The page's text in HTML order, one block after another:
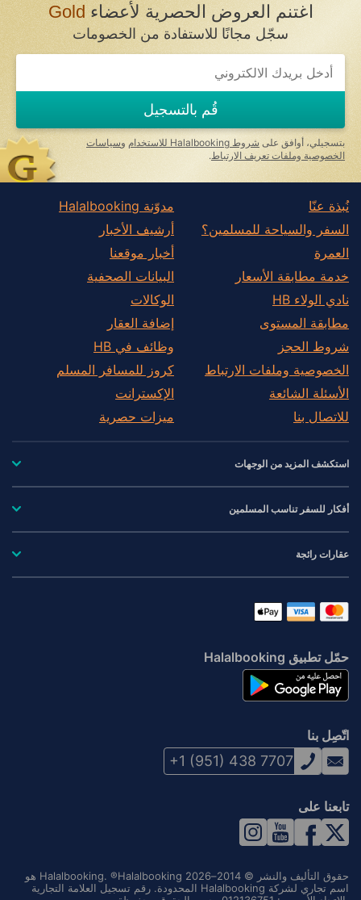
اغتنم العروض الحصرية لأعضاءGold
سجّل مجانًا للاستفادة من الخصومات
If
you
ignore
this
field
قُم بالتسجيل
بتسجيلي، أوافق على شروط Halalbooking للاستخدام وسياسات
الخصوصية وملفات تعريف الارتباط .
نُبذة عنّا
السفر والسياحة للمسلمين؟
العمرة
خدمة مطابقة الأسعار
نادي الولاء HB
مطابقة المستوى
شروط الحجز
الخصوصية وملفات الارتباط
الأسئلة الشائعة
للاتصال بنا
مدوّنة Halalbooking
أرشيف الأخبار
أخبار موقعنا
البيانات الصحفية
الوكالات
إضافة العقار
وظائف في HB
كروز للمسافر المسلم
الإكسترانت
ميزات حصرية
استكشف المزيد من الوجهات
أفكار للسفر تناسب المسلمين
عقارات رائجة
حمّل تطبيق Halalbooking
اتّصِل بنا
+1 (951) 438 7707
تابعنا على
حقوق التأليف والنشر © 2014–2026 Halalbooking. ®Halalbooking هو
اسم تجاري لشركة Halalbooking المحدودة. رقم تسجيل العلامة التجارية